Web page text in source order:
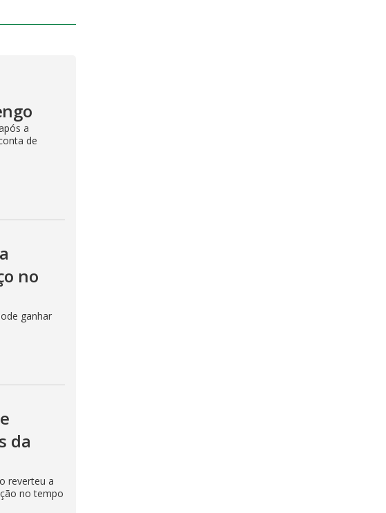
a
de
no
ganhar
da
reverteu a
no tempo